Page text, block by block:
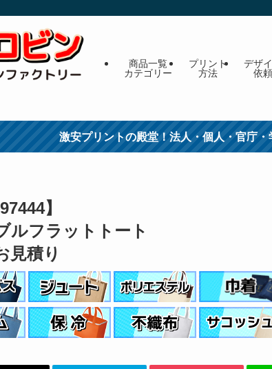
商品一覧
カテゴリー
プリント
方法
デザ
依頼
激安プリントの殿堂！法人・個人・官庁
】
ルフラットトート
見積り